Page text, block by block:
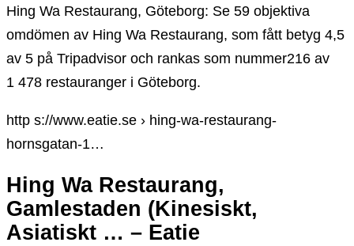
Hing Wa Restaurang, Göteborg: Se 59 objektiva
omdömen av Hing Wa Restaurang, som fått betyg 4,5
av 5 på Tripadvisor och rankas som nummer216 av
1 478 restauranger i Göteborg.
http s://www.eatie.se › hing-wa-restaurang-
hornsgatan-1…
Hing Wa Restaurang,
Gamlestaden (Kinesiskt,
Asiatiskt … – Eatie